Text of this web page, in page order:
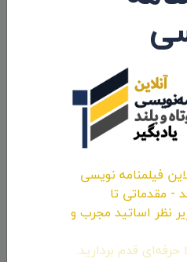
شما ثبت کنید.
فیلمنامه نویسی
- مقدماتی تا
نظر اساتید مجرب و
قدم بردارید.